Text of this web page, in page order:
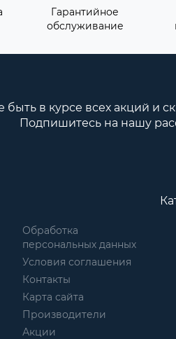
Гарантийное
обслуживание
быть в курсе всех акций и
Подпишитесь на нашу
Обработка
персональных данных
Условия соглашения
Контакты
Карта сайта
Производители
Акции